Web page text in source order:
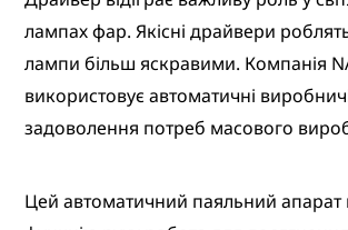
лампах фар. Якісні драйвери роблять
лампи більш яскравими. Компанія
використовує автоматичні
задоволення потреб масового
Цей автоматичний паяльний апарат